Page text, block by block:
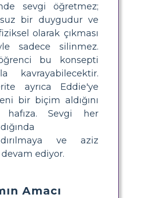
sevgi öğretmez;
bir duygudur ve
olarak çıkması
sadece silinmez.
bu konsepti
kavrayabilecektir.
ayrıca Eddie'ye
bir biçim aldığını
hafıza. Sevgi her
ve aziz
ediyor.
Amacı